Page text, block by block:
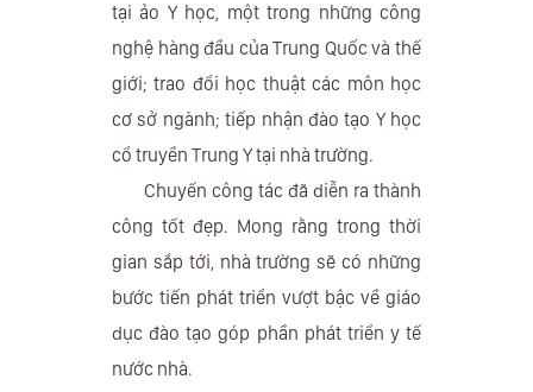
tại ảo Y học, một trong những công
nghệ hàng đầu của Trung Quốc và thế
giới; trao đổi học thuật các môn học
cơ sở ngành; tiếp nhận đào tạo Y học
cổ truyền Trung Y tại nhà trường.
Chuyến công tác đã diễn ra thành
công tốt đẹp. Mong rằng trong thời
gian sắp tới, nhà trường sẽ có những
bước tiến phát triển vượt bậc về giáo
dục đào tạo góp phần phát triển y tế
nước nhà.